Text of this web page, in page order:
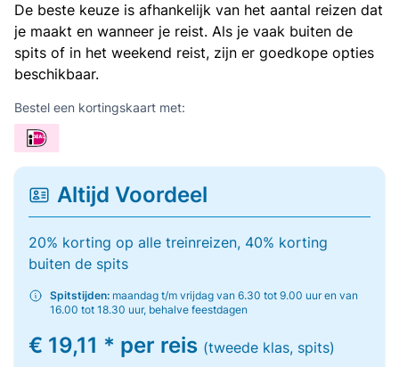
De beste keuze is afhankelijk van het aantal reizen dat
je maakt en wanneer je reist. Als je vaak buiten de
spits of in het weekend reist, zijn er goedkope opties
beschikbaar.
Bestel een kortingskaart met:
Altijd Voordeel
20% korting op alle treinreizen, 40% korting
buiten de spits
Spitstijden: maandag t/m vrijdag van 6.30 tot 9.00 uur en van
16.00 tot 18.30 uur, behalve feestdagen
€ 19,11 * per reis (tweede klas, spits)